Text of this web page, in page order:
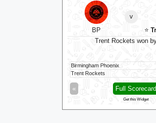
runs in 80 balls
BP
v
⭐
Trent Rockets won
Birmingham Phoenix
Trent Rockets
« Full Scorecard
Get this Widget